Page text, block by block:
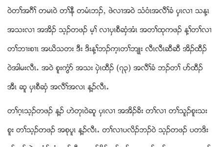
၀ဲတႈအဂီႈ တမၚ၀ဲ တႈနီ တမံၚဘဥယ ဖဲလ႕အ၀ဲ သံ၀ံၚအလီႈခံ ပွွၚလ႕ သန႔ၚ
အသးလ႕ အအိဥ သ့ဥတဖဥ မ့ႈ လ႕ပွၚစီဆွံအံၚ အတႈထုကဖဥ န႔ႈတႈလ႕
တႈဘ႕းစ႕ၚ အဃိသတး ဒီး ဒိးန႔ႈဘဥက့ၚတႈဘ်ဳး လီၚလီၚဆီဆီ အိဥထီဥ
၀ဲအါမးလီၚ’ အ၀ဲ စူးကြံဏ အသး ပွဲၚထီဥ (၇၃) အလီႈခံ ဘဥတႈ ပဏထီဥ
အီၚ ဆူ ပွၚစီဆွံ အလီႈအလၚ န႔ဥလီၚ’
တႈဂ့ၚသ့ဥတဖဥ န႔ဥ ဟဲတုၚ၀ဲဆူ ပွၚလ႕ အအိဥခိး တႈလ႕ တႈသူဥစူးသး
စူး တႈသ့ဥတဖဥ အစုပူၚ န႔ဥလီၚ’ တႈလ႕ပလိဥဘဥ၀ဲ သ့ဥတဖဥ ပတဒိး